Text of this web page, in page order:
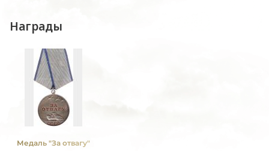
Награды
Медаль "За отвагу"